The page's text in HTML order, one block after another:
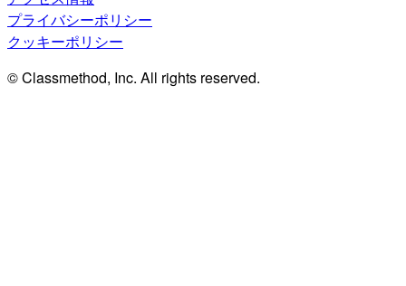
プライバシーポリシー
クッキーポリシー
© Classmethod, Inc. All rights reserved.